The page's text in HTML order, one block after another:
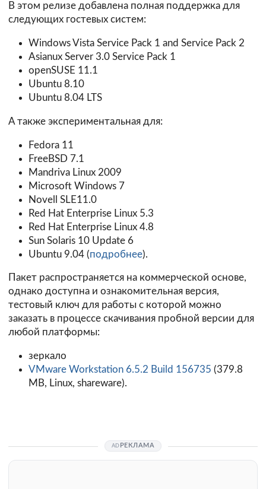
В этом релизе добавлена полная поддержка для
следующих гостевых систем:
Windows Vista Service Pack 1 and Service Pack 2
Asianux Server 3.0 Service Pack 1
openSUSE 11.1
Ubuntu 8.10
Ubuntu 8.04 LTS
А также экспериментальная для:
Fedora 11
FreeBSD 7.1
Mandriva Linux 2009
Microsoft Windows 7
Novell SLE11.0
Red Hat Enterprise Linux 5.3
Red Hat Enterprise Linux 4.8
Sun Solaris 10 Update 6
Ubuntu 9.04 (подробнее).
Пакет распространяется на коммерческой основе,
однако доступна и ознакомительная версия,
тестовый ключ для работы с которой можно
заказать в процессе скачивания пробной версии для
любой платформы:
зеркало
VMware Workstation 6.5.2 Build 156735 (379.8
MB, Linux, shareware).
РЕКЛАМА